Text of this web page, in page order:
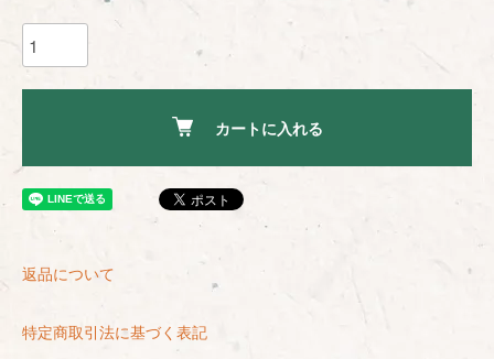
カートに入れる
返品について
特定商取引法に基づく表記